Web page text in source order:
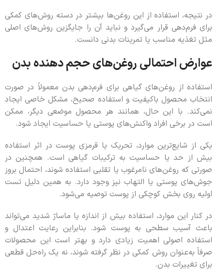
در نتیجه، استفاده از این روغن‌ها بیشتر در دسته روش‌های کمکی
برای فرم‌دهی قرار می‌گیرد و نباید آن را جایگزین روش‌های اصلی
مثل تغذیه مناسب یا تمرینات بدنی دانست.
عوارض احتمالی روغن‌های حجم دهنده بدن
استفاده از روغن‌های گیاهی برای فرم‌دهی بدن معمولاً در صورت
انتخاب محصول باکیفیت و استفاده صحیح، مشکل خاصی ایجاد
نمی‌کند. با این حال، همانند هر محصول موضعی دیگر، ممکن
است در برخی افراد واکنش‌های پوستی یا حساسیت ایجاد شود.
یکی از شایع‌ترین موارد، تحریک یا قرمزی پوست در اثر استفاده
بیش از حد یا حساسیت به ترکیبات گیاهی است. همچنین در
صورتی که روغن‌های نامرغوب یا تقلبی استفاده شوند، احتمال بروز
جوش‌های پوستی یا التهاب نیز وجود دارد. به همین دلیل تست
اولیه روی بخش کوچکی از پوست توصیه می‌شود.
در کنار این موارد، استفاده بیش از اندازه یا ماساژ شدید می‌تواند
باعث آسیب سطحی به پوست شود. بنابراین رعایت اعتدال و
استفاده اصولی اهمیت زیادی دارد و بهتر است این محصولات
صرفاً به‌عنوان روش کمکی در نظر گرفته شوند، نه یک راه‌حل قطعی
برای تغییرات بدن.